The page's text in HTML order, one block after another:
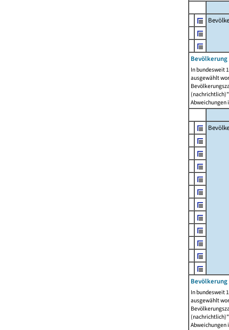
In bundesweit
ausgewählt
Abweichungen
In bundesweit
ausgewählt
Abweichungen